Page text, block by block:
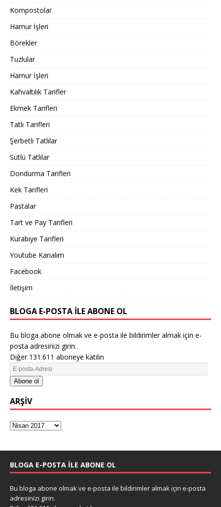
Kompostolar
Hamur İşleri
Börekler
Tuzlular
Hamur İşleri
Kahvaltılık Tarifler
Ekmek Tarifleri
Tatlı Tarifleri
Şerbetli Tatlılar
Sütlü Tatlılar
Dondurma Tarifleri
Kek Tarifleri
Pastalar
Tart ve Pay Tarifleri
Kurabiye Tarifleri
Youtube Kanalım
Facebook
İletişim
BLOGA E-POSTA ILE ABONE OL
Bu bloga abone olmak ve e-posta ile bildirimler almak için e-
posta adresinizi girin.
Diğer 131.611 aboneye katılın
Abone ol
ARŞIV
BLOGA E-POSTA ILE ABONE OL
Bu bloga abone olmak ve e-posta ile bildirimler almak için e-posta
adresinizi girin.